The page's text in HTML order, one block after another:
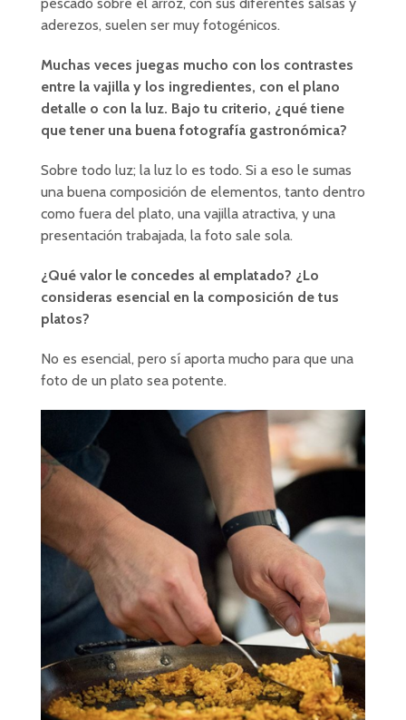
aderezos, suelen ser muy fotogénicos.
Muchas veces juegas mucho con los contrastes
entre la vajilla y los ingredientes, con el plano
detalle o con la luz. Bajo tu criterio, ¿qué tiene
que tener una buena fotografía gastronómica?
Sobre todo luz; la luz lo es todo. Si a eso le sumas
una buena composición de elementos, tanto dentro
como fuera del plato, una vajilla atractiva, y una
presentación trabajada, la foto sale sola.
¿Qué valor le concedes al emplatado? ¿Lo
consideras esencial en la composición de tus
platos?
No es esencial, pero sí aporta mucho para que una
foto de un plato sea potente.